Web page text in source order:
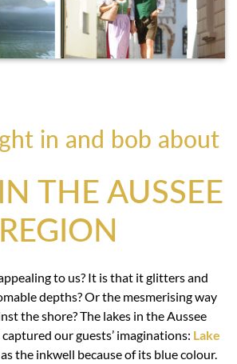
in and bob about
THE AUSSEE
REGION
to us? It is that it glitters and
depths? Or the mesmerising way
the shore? The lakes in the Aussee
our guests’ imaginations: Lake
the inkwell because of its blue colour.